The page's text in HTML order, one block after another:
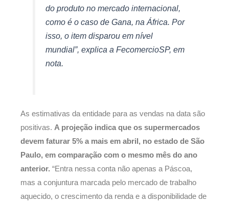
do produto no mercado internacional,
como é o caso de Gana, na África. Por
isso, o item disparou em nível
mundial”, explica a FecomercioSP, em
nota.
As estimativas da entidade para as vendas na data são
positivas. A projeção indica que os supermercados
devem faturar 5% a mais em abril, no estado de São
Paulo, em comparação com o mesmo mês do ano
anterior. “Entra nessa conta não apenas a Páscoa,
mas a conjuntura marcada pelo mercado de trabalho
aquecido, o crescimento da renda e a disponibilidade de